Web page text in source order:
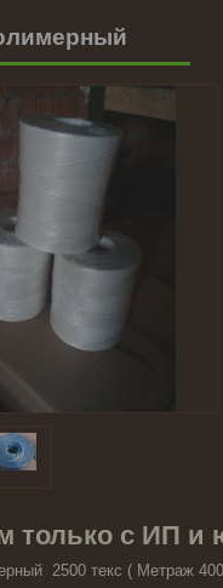
только с ИП
2500 текс ( Метраж